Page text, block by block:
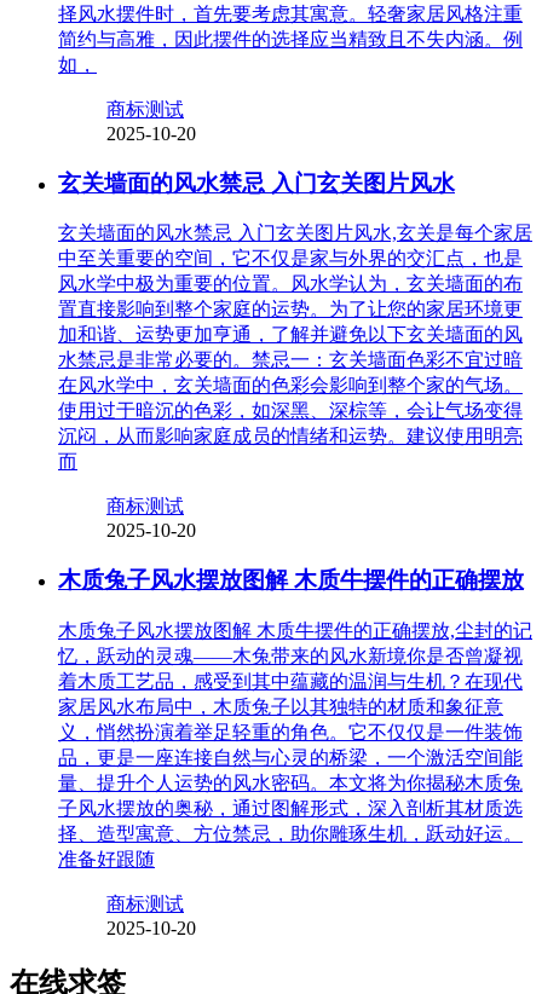
择风水摆件时，首先要考虑其寓意。轻奢家居风格注重
简约与高雅，因此摆件的选择应当精致且不失内涵。例
如，
商标测试
2025-10-20
玄关墙面的风水禁忌 入门玄关图片风水
玄关墙面的风水禁忌 入门玄关图片风水,玄关是每个家居
中至关重要的空间，它不仅是家与外界的交汇点，也是
风水学中极为重要的位置。风水学认为，玄关墙面的布
置直接影响到整个家庭的运势。为了让您的家居环境更
加和谐、运势更加亨通，了解并避免以下玄关墙面的风
水禁忌是非常必要的。禁忌一：玄关墙面色彩不宜过暗
在风水学中，玄关墙面的色彩会影响到整个家的气场。
使用过于暗沉的色彩，如深黑、深棕等，会让气场变得
沉闷，从而影响家庭成员的情绪和运势。建议使用明亮
而
商标测试
2025-10-20
木质兔子风水摆放图解 木质牛摆件的正确摆放
木质兔子风水摆放图解 木质牛摆件的正确摆放,尘封的记
忆，跃动的灵魂——木兔带来的风水新境你是否曾凝视
着木质工艺品，感受到其中蕴藏的温润与生机？在现代
家居风水布局中，木质兔子以其独特的材质和象征意
义，悄然扮演着举足轻重的角色。它不仅仅是一件装饰
品，更是一座连接自然与心灵的桥梁，一个激活空间能
量、提升个人运势的风水密码。本文将为你揭秘木质兔
子风水摆放的奥秘，通过图解形式，深入剖析其材质选
择、造型寓意、方位禁忌，助你雕琢生机，跃动好运。
准备好跟随
商标测试
2025-10-20
在线求签